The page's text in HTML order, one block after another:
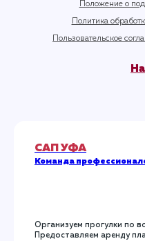
Положение о
Политика
Пользовательское
САП УФА
Команда
Организуем прогулки по
Предоставляем аренду